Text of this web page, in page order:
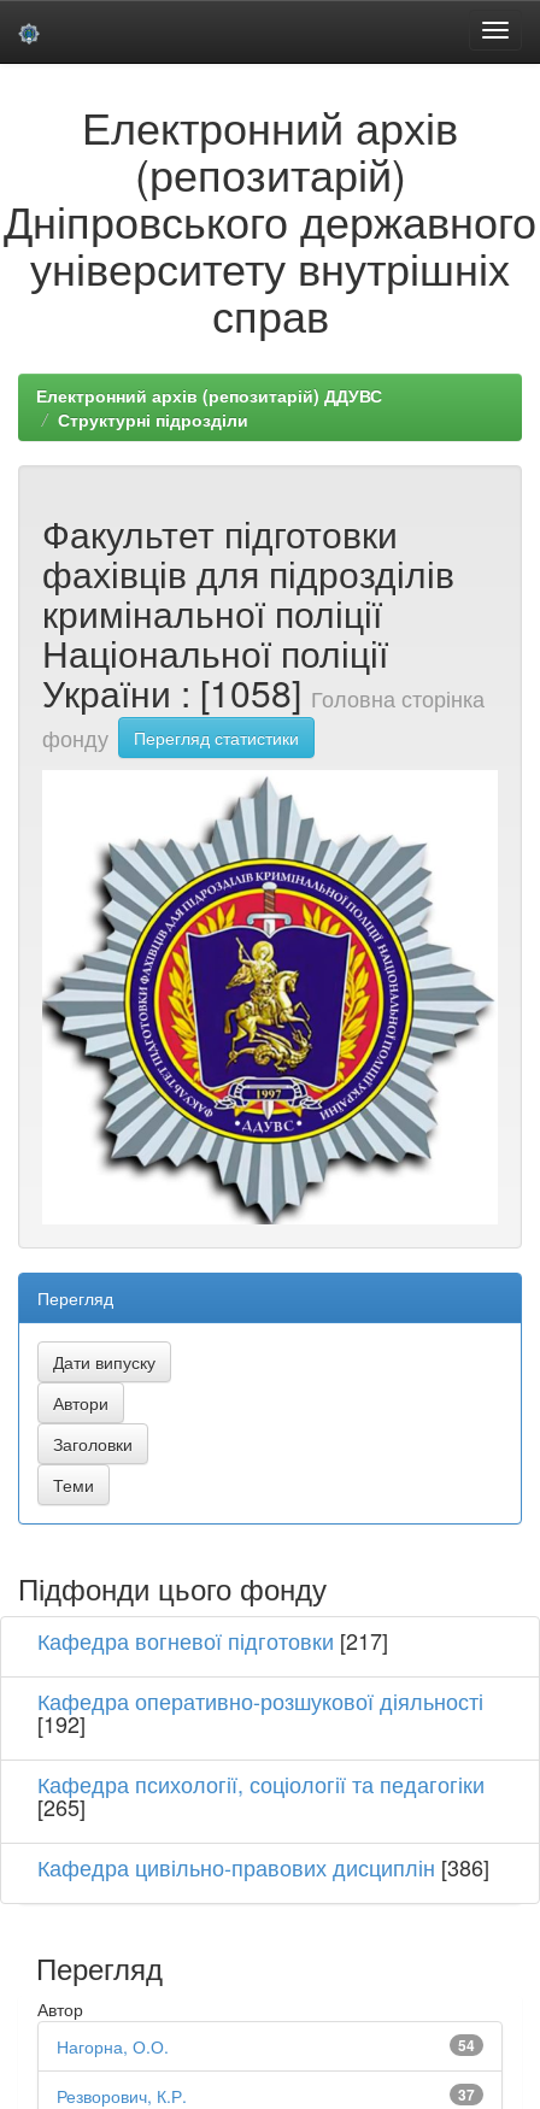
Електронний архів
(репозитарій)
Дніпровського державного
університету внутрішніх
справ
Електронний архів (репозитарій) ДДУВС
Структурні підрозділи
Факультет підготовки
фахівців для підрозділів
кримінальної поліції
Національної поліції
України : [1058] Головна сторінка
фонду
Перегляд статистики
Перегляд
Підфонди цього фонду
Кафедра вогневої підготовки [217]
Кафедра оперативно-розшукової діяльності
[192]
Кафедра психології, соціології та педагогіки
[265]
Кафедра цивільно-правових дисциплін [386]
Перегляд
Автор
54
Нагорна, О.О.
37
Резворович, К.Р.